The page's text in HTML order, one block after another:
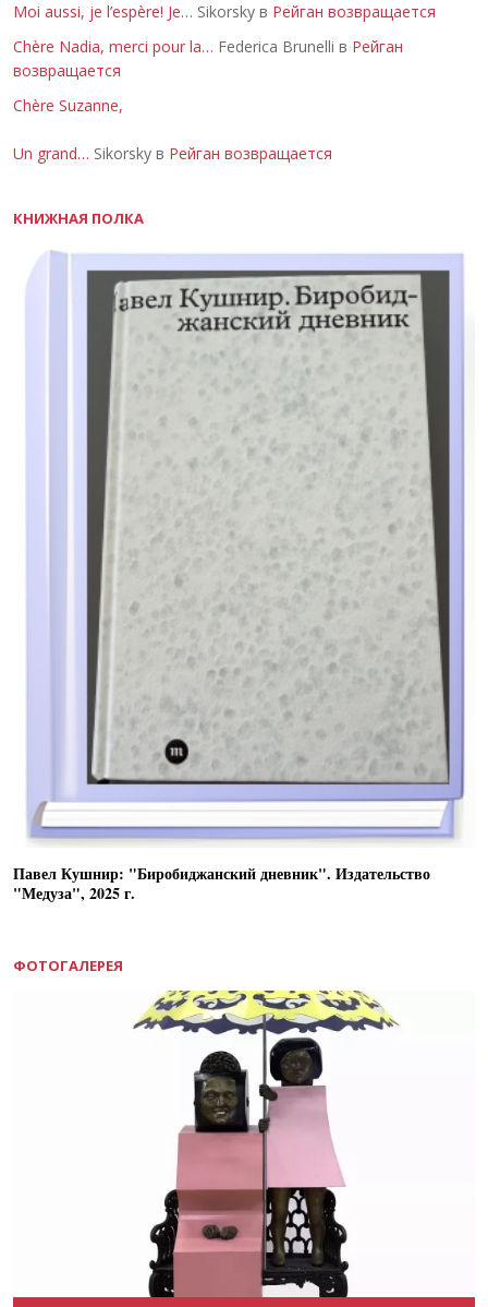
Moi aussi, je l’espère! Je… Sikorsky в Рейган возвращается
Chère Nadia, merci pour la… Federica Brunelli в Рейган
возвращается
Chère Suzanne,
Un grand… Sikorsky в Рейган возвращается
КНИЖНАЯ ПОЛКА
Павел Кушнир: "Биробиджанский дневник". Издательство
"Медуза", 2025 г.
ФОТОГАЛЕРЕЯ